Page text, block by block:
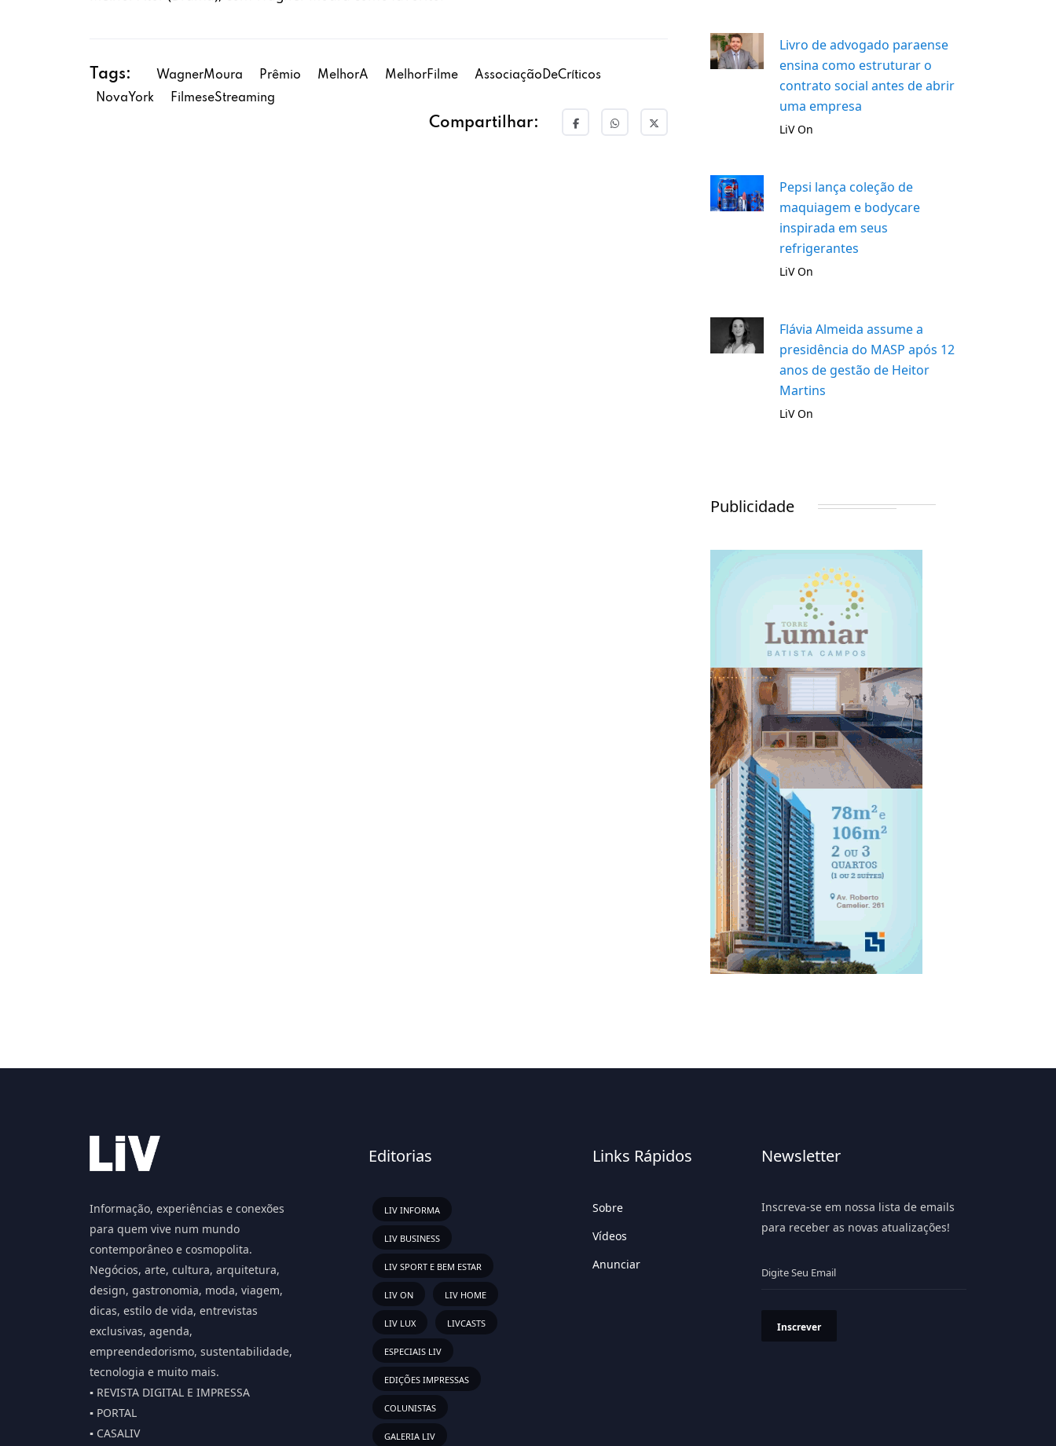
Tags: WagnerMoura Prêmio MelhorA MelhorFilme
AssociaçãoDeCríticos
NovaYork
FilmeseStreaming
Compartilhar:
Livro de advogado paraense
ensina como estruturar o
contrato social antes de abrir
uma empresa
LiV On
Pepsi lança coleção de
maquiagem e bodycare
inspirada em seus
refrigerantes
LiV On
Flávia Almeida assume a
presidência do MASP após 12
anos de gestão de Heitor
Martins
LiV On
Publicidade
Informação, experiências e conexões
para quem vive num mundo
contemporâneo e cosmopolita.
Negócios, arte, cultura, arquitetura,
design, gastronomia, moda, viagem,
dicas, estilo de vida, entrevistas
exclusivas, agenda,
empreendedorismo, sustentabilidade,
tecnologia e muito mais.
▪️ REVISTA DIGITAL E IMPRESSA
▪️ PORTAL
▪️ CASALIV
Editorias
LIV INFORMA
LIV BUSINESS
LIV SPORT E BEM ESTAR
LIV ON LIV HOME
LIV LUX LIVCASTS
ESPECIAIS LIV
EDIÇÕES IMPRESSAS
COLUNISTAS
GALERIA LIV
Links Rápidos
Sobre
Vídeos
Anunciar
Newsletter
Inscreva-se em nossa lista de emails
para receber as novas atualizações!
Inscrever